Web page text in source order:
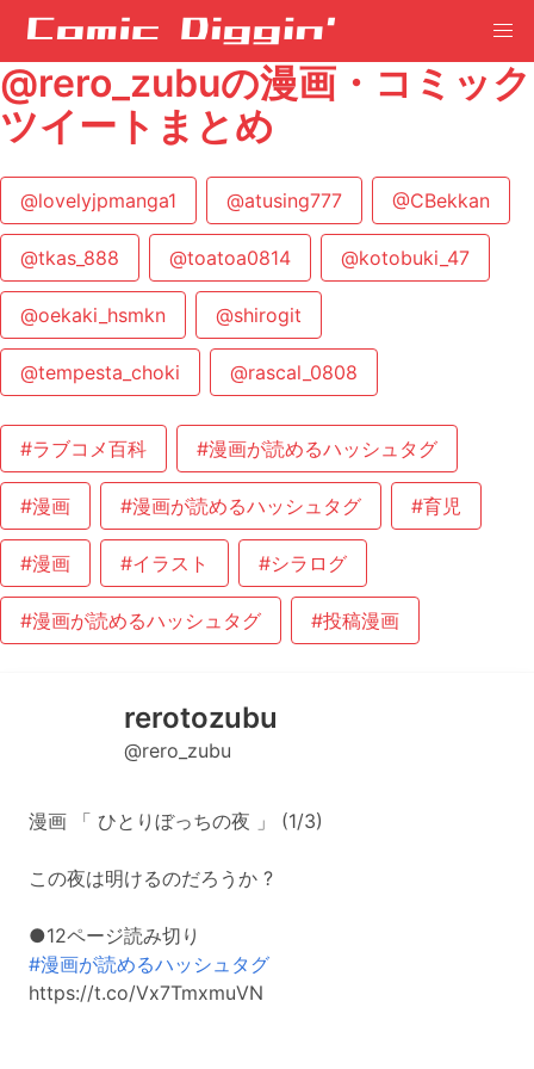
@rero_zubuの漫画・コミック
ツイートまとめ
@lovelyjpmanga1 @atusing777 @CBekkan
@tkas_888 @toatoa0814 @kotobuki_47
@oekaki_hsmkn @shirogit
@tempesta_choki @rascal_0808
#ラブコメ百科 #漫画が読めるハッシュタグ
#漫画 #漫画が読めるハッシュタグ #育児
#漫画 #イラスト #シラログ
#漫画が読めるハッシュタグ #投稿漫画
rerotozubu
@rero_zubu
漫画 「 ひとりぼっちの夜 」 (1/3)
この夜は明けるのだろうか ?
●12ページ読み切り
#漫画が読めるハッシュタグ
https://t.co/Vx7TmxmuVN